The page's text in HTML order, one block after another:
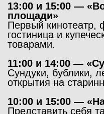
13:00 и 15:00 —
площади»
Первый кинотеатр,
гостиница и
товарами.
11:00 и 14:00 —
Сундуки, бублики,
открытия на
10:00 и 15:00 —
Представить себя